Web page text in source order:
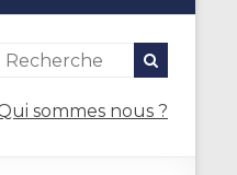
sommes nous ?